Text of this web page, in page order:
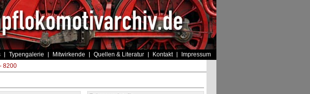
Typengalerie Mitwirkende Quellen & Literatur Kontakt Impressum
8200